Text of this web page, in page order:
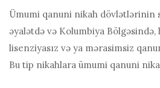
Ümumi qanuni nikah dövlətlərinin
əyalətdə və Kolumbiya
lisenziyasız və ya mərasimsiz
Bu tip nikahlara ümumi qanuni